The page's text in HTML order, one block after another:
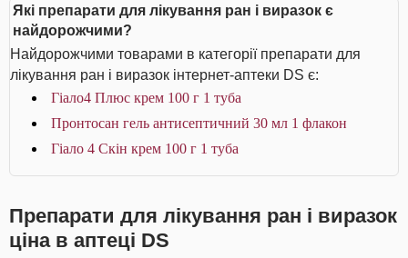
Які препарати для лікування ран і виразок є
найдорожчими?
Найдорожчими товарами в категорії препарати для
лікування ран і виразок інтернет-аптеки DS є:
Гіало4 Плюс крем 100 г 1 туба
Пронтосан гель антисептичний 30 мл 1 флакон
Гіало 4 Скін крем 100 г 1 туба
Препарати для лікування ран і виразок
ціна в аптеці DS